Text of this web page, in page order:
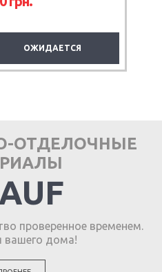
ОЖИДАЕТСЯ
ОТДЕЛОЧНЫЕ
проверенное временем.
вашего дома!